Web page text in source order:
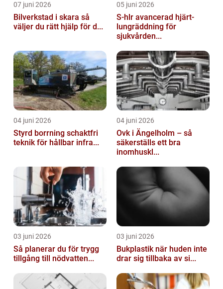
07 juni 2026
Bilverkstad i skara så
väljer du rätt hjälp för d...
05 juni 2026
S-hlr avancerad hjärt-
lungräddning för
sjukvården...
04 juni 2026
Styrd borrning schaktfri
teknik för hållbar infra...
04 juni 2026
Ovk i Ängelholm – så
säkerställs ett bra
inomhuskl...
03 juni 2026
Så planerar du för trygg
tillgång till nödvatten...
03 juni 2026
Bukplastik när huden inte
drar sig tillbaka av si...